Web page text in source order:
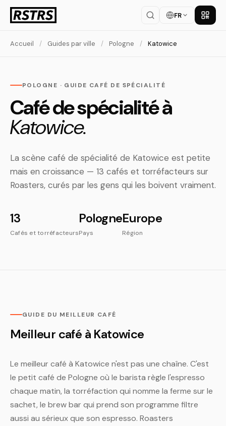
FR
Accueil / Guides par ville / Pologne / Katowice
POLOGNE · GUIDE CAFÉ DE SPÉCIALITÉ
Café de spécialité à
Katowice.
La scène café de spécialité de Katowice est petite
mais en croissance — 13 cafés et torréfacteurs sur
Roasters, curés par les gens qui les boivent vraiment.
13
Cafés et torréfacteurs
Pologne
Pays
Europe
Région
GUIDE DU MEILLEUR CAFÉ
Meilleur café à Katowice
Le meilleur café à Katowice n'est pas une chaîne. C'est
le petit café de Pologne où le barista règle l'espresso
chaque matin, la torréfaction qui nomme la ferme sur le
sachet, le brew bar qui prend son programme filtre
aussi au sérieux que son espresso. Roasters